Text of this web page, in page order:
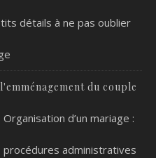
détails à ne pas oublier
du couple
Organisation d’un mariage :
procédures administratives